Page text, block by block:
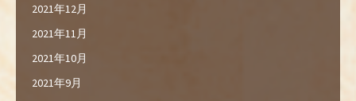
2021年12月
2021年11月
2021年10月
2021年9月